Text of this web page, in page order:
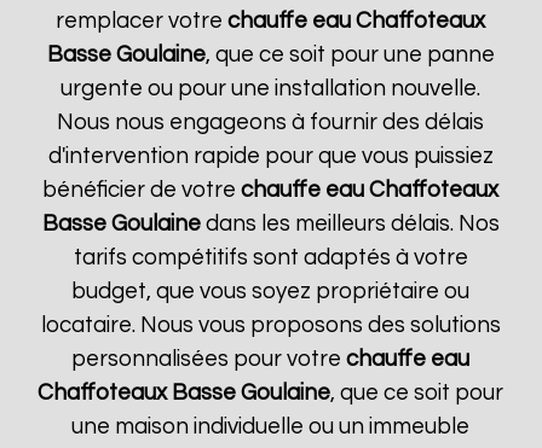
remplacer votrechauffe eau Chaffoteaux
Basse Goulaine, que ce soit pour une panne
urgente ou pour une installation nouvelle.
Nous nous engageons à fournir des délais
d'intervention rapide pour que vous puissiez
bénéficier de votrechauffe eau Chaffoteaux
Basse Goulainedans les meilleurs délais. Nos
tarifs compétitifs sont adaptés à votre
budget, que vous soyez propriétaire ou
locataire. Nous vous proposons des solutions
personnalisées pour votrechauffe eau
Chaffoteaux Basse Goulaine, que ce soit pour
une maison individuelle ou un immeuble